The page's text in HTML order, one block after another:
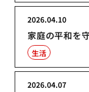
家庭の平和を
2026.04.10
生活
2026.04.07